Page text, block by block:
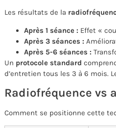
Les résultats de la
Après 1 séance : Effet «
Après 3 séances :
Après 5-6 séances :
Un protocole standard
d’entretien tous les 3 à 6 mois.
Radiofréquence vs
Comment se positionne cette